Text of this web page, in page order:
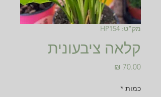
מק"ט: HP154
קלאה ציבעונית
כמות *